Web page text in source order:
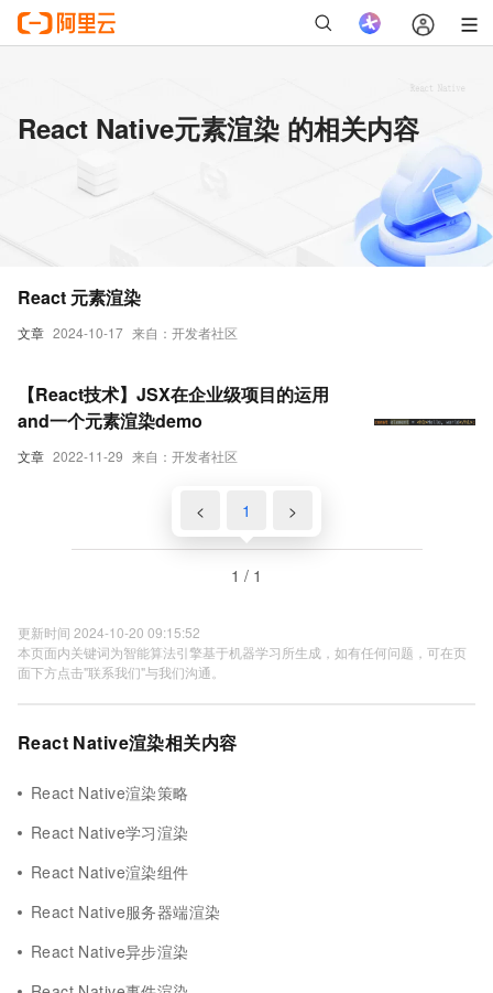
React Native元素渲染 的相关内容
文章 2024-10-17 来自：开发者社区
React 元素渲染
文章 2022-11-29 来自：开发者社区
【React技术】JSX在企业级项目的运用
and一个元素渲染demo
< 1 >
1 / 1
更新时间 2024-10-20 09:15:52
本页面内关键词为智能算法引擎基于机器学习所生成，如有任何问题，可在页
面下方点击"联系我们"与我们沟通。
React Native渲染相关内容
React Native渲染策略
React Native学习渲染
React Native渲染组件
React Native服务器端渲染
React Native异步渲染